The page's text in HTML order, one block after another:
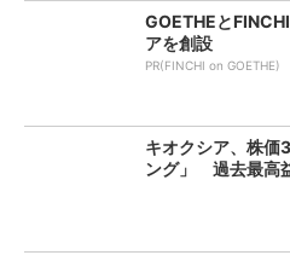
GOETHEと
アを創設
PR(FINCHI on GOETHE)
キオクシア、株価
ング」 過去最高